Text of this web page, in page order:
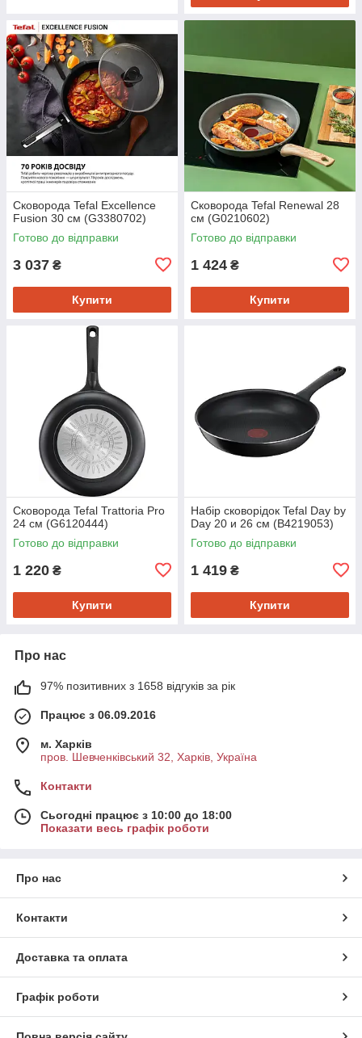
Сковорода Tefal Excellence
Fusion 30 см (G3380702)
Готово до відправки
3 037 ₴
Купити
Сковорода Tefal Renewal 28
см (G0210602)
Готово до відправки
1 424 ₴
Купити
Сковорода Tefal Trattoria Pro
24 см (G6120444)
Готово до відправки
1 220 ₴
Купити
Набір сковорідок Tefal Day by
Day 20 и 26 см (B4219053)
Готово до відправки
1 419 ₴
Купити
Про нас
97% позитивних з 1658 відгуків за рік
Працює з 06.09.2016
м. Харків
пров. Шевченківський 32, Харків, Україна
Контакти
Сьогодні працює з 10:00 до 18:00
Показати весь графік роботи
Про нас
Контакти
Доставка та оплата
Графік роботи